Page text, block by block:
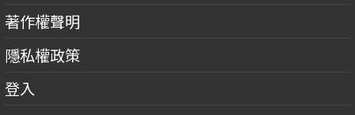
著作權聲明
隱私權政策
登入